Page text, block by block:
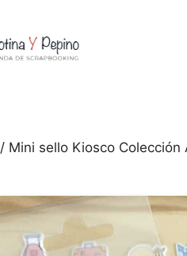
/ Mini sello Kiosco Colección